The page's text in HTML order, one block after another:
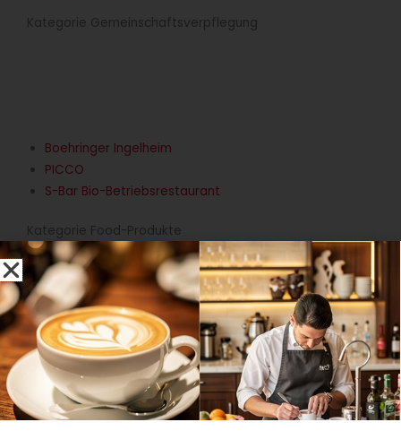
Kategorie Gemeinschaftsverpflegung
Boehringer Ingelheim
PICCO
S-Bar Bio-Betriebsrestaurant
Kategorie Food-Produkte
Amanase Pralinen
Bunte Burger
Djoon Dattelschokolade
Die Jury des WeltverbEsserer-Wettbewerbs 2024
Serena Carloni, Branding Cuisine
Jörn Gutowski, TRY FOODS / Zeevi
Boris Lauser, Rohkost Koch und kulinarischer Berater